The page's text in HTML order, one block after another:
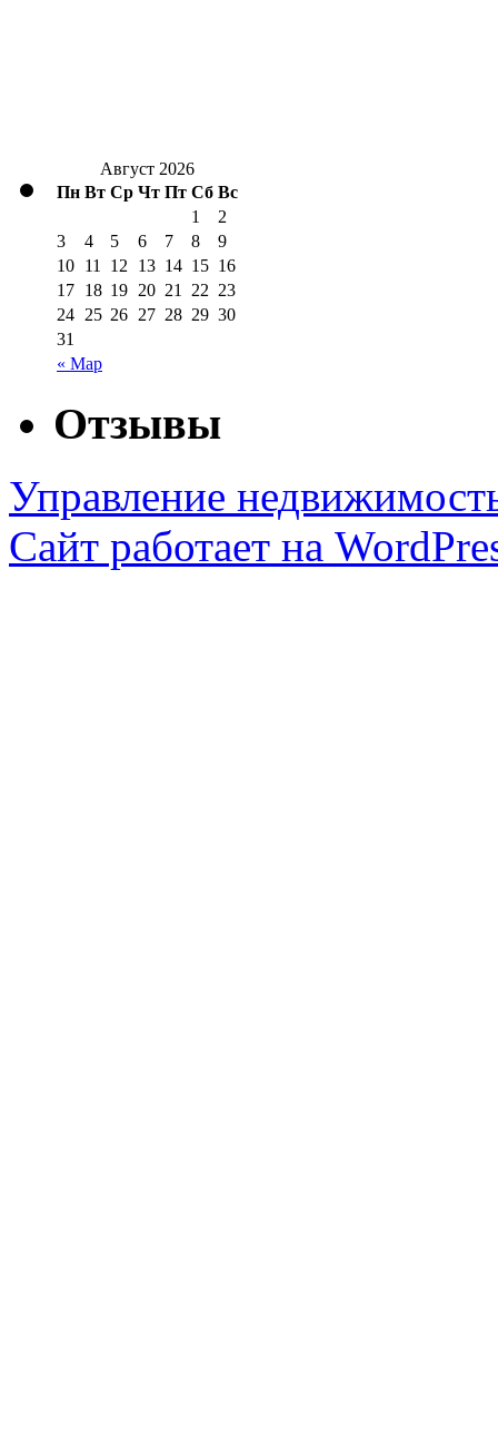
Август 2026
Пн Вт Ср Чт Пт Сб Вс
« Мар
1
2
3
4 5 6 7 8
9
10 11 12 13 14 15 16
17 18 19 20 21 22 23
24 25 26 27 28 29 30
31
Отзывы
Управление
Сайт работает на